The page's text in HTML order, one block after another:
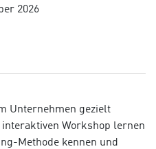
2026
Unternehmen gezielt
Workshop lernen
Methode kennen und